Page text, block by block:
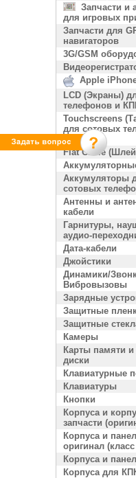
Запчасти и
для игровых
Запчасти для
навигаторов
3G/GSM
Apple
LCD (Экраны)
телефонов и
Touchscreens
для сотовых
КПК
Flat Cable
Аккумуляторы
сотовых
Антенны и
кабели
Гарнитуры,
аудио-
Дата-кабели
Джойстики
Динамики/
Вибровызовы
Зарядные
Защитные
Защитные
Камеры
Карты памяти и
диски
Клавиатурные
Клавиатуры
Кнопки
Корпуса и
запчасти
Корпуса и
оригинал
Корпуса и
Корпуса для